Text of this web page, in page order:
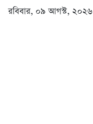
রবিবার, ০৯ আগস্ট, ২০২৬